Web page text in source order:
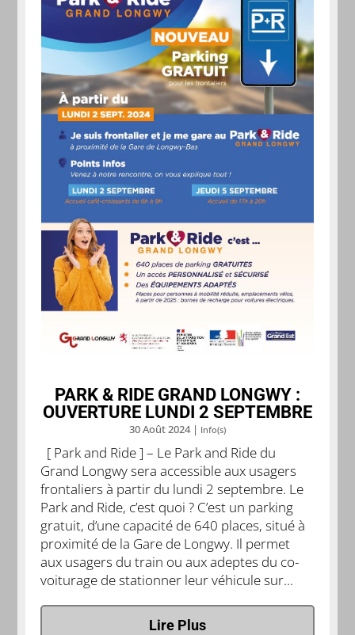
PARK & RIDE GRAND LONGWY :
OUVERTURE LUNDI 2 SEPTEMBRE
30 Août 2024| Info(s)
[ Park and Ride ] – Le Park and Ride du
Grand Longwy sera accessible aux usagers
frontaliers à partir du lundi 2 septembre. Le
Park and Ride, c’est quoi ? C’est un parking
gratuit, d’une capacité de 640 places, situé à
proximité de la Gare de Longwy. Il permet
aux usagers du train ou aux adeptes du co-
voiturage de stationner leur véhicule sur...
Lire Plus